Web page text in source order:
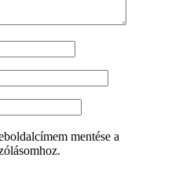
mentése a